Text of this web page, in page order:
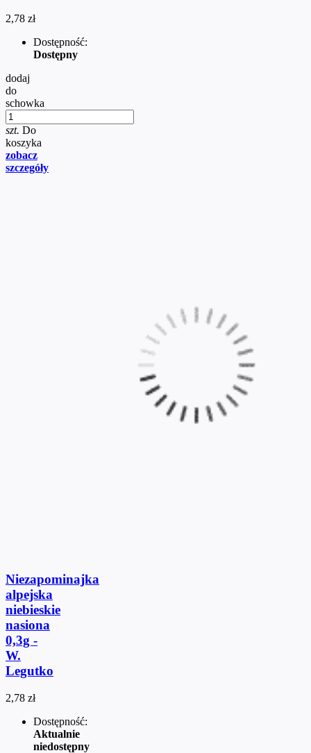
2,78 zł
Dostępność:
Dostępny
dodaj
do
schowka
szt. Do
koszyka
zobacz
szczegóły
Niezapominajka
alpejska
niebieskie
nasiona
0,3g -
W.
Legutko
2,78 zł
Dostępność:
Aktualnie
niedostępny